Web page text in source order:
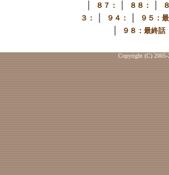
８７： ８８：
３：
９４： ９５：
９８：最終話
Copyright (C) 2005-